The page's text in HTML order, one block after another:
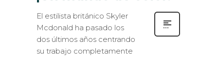
El estilista británico Skyler
Mcdonald ha pasado los
dos últimos años centrando
su trabajo completamente